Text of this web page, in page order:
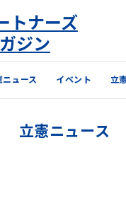
ニュース イベント 立
立憲ニュース